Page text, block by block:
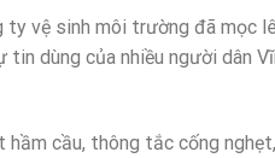
vệ sinh môi trường đã mọc
dùng của nhiều người dân
cầu, thông tắc cống